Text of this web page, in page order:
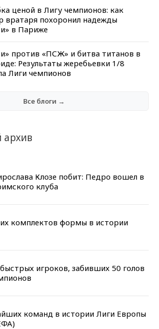
ценой в Лигу чемпионов: как
вратаря похоронил надежды
в Париже
против «ПСЖ» и битва титанов в
Результаты жеребьевки 1/8
Лиги чемпионов
Все блоги →
Клозе побит: Педро вошел в
клуба
комплектов формы в истории
игроков, забивших 50 голов
команд в истории Лиги Европы